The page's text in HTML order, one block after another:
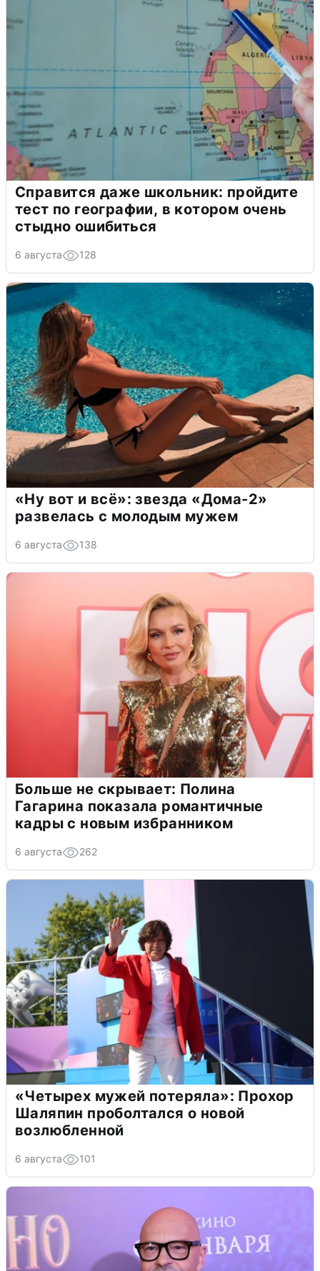
Справится даже школьник: пройдите
тест по географии, в котором очень
стыдно ошибиться
6 августа 128
«Ну вот и всё»: звезда «Дома-2»
развелась с молодым мужем
6 августа 138
Больше не скрывает: Полина
Гагарина показала романтичные
кадры с новым избранником
6 августа 262
«Четырех мужей потеряла»: Прохор
Шаляпин проболтался о новой
возлюбленной
6 августа 101